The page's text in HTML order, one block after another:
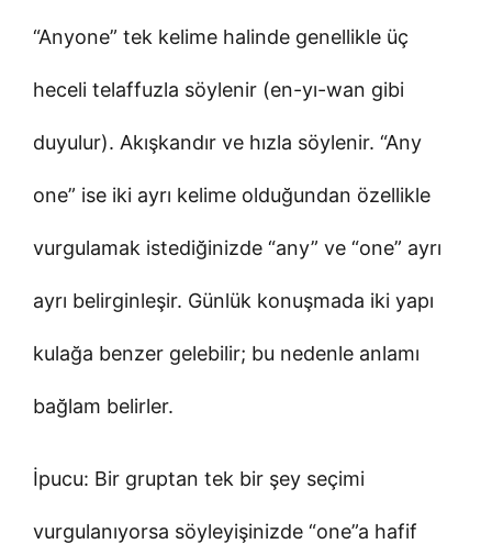
“Anyone” tek kelime halinde genellikle üç
heceli telaffuzla söylenir (en-yı-wan gibi
duyulur). Akışkandır ve hızla söylenir. “Any
one” ise iki ayrı kelime olduğundan özellikle
vurgulamak istediğinizde “any” ve “one” ayrı
ayrı belirginleşir. Günlük konuşmada iki yapı
kulağa benzer gelebilir; bu nedenle anlamı
bağlam belirler.
İpucu: Bir gruptan tek bir şey seçimi
vurgulanıyorsa söyleyişinizde “one”a hafif